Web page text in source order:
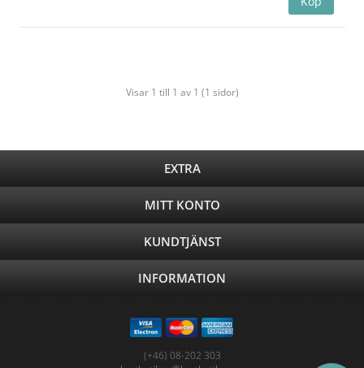
Visar 1 till 1 av 1 (1 sidor)
EXTRA
MITT KONTO
KUNDTJÄNST
INFORMATION
(+46) 08-202 303